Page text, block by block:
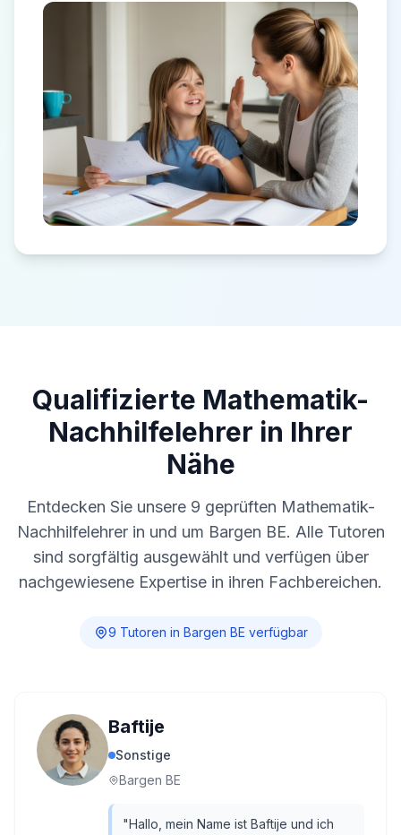
Qualifizierte Mathematik-
Nachhilfelehrer in Ihrer
Nähe
Entdecken Sie unsere 9 geprüften Mathematik-
Nachhilfelehrer in und um Bargen BE. Alle Tutoren
sind sorgfältig ausgewählt und verfügen über
nachgewiesene Expertise in ihren Fachbereichen.
9 Tutoren in Bargen BE verfügbar
Baftije
Sonstige
Bargen BE
"Hallo, mein Name ist Baftije und ich